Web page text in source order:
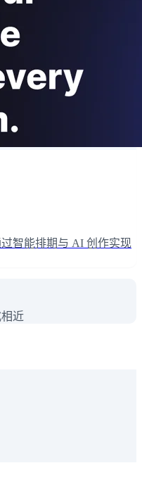
智能排期与 AI 创作实现
近